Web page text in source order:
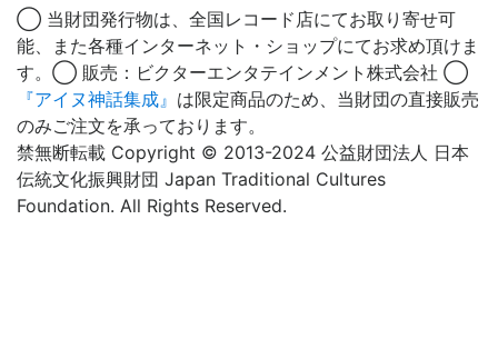
◯ 当財団発行物は、全国レコード店にてお取り寄せ可
能、また各種インターネット・ショップにてお求め頂けま
す。◯ 販売：ビクターエンタテインメント株式会社 ◯
『アイヌ神話集成』 は限定商品のため、当財団の直接販売
のみご注文を承っております。
禁無断転載 Copyright © 2013-2024 公益財団法人 日本
伝統文化振興財団 Japan Traditional Cultures
Foundation. All Rights Reserved.